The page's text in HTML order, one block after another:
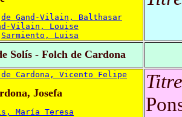
de Gand-Vilain, Balthasar
Vilain, Louise
Sarmiento, Luisa
Solís - Folch de Cardona
Cardona, Vicento Felipe
Josefa
María Teresa